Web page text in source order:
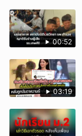
00:52
03:19